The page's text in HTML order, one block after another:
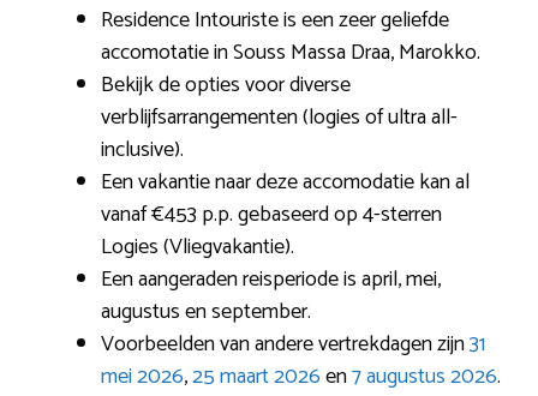
Residence Intouriste is een zeer geliefde
accomotatie in Souss Massa Draa, Marokko.
Bekijk de opties voor diverse
verblijfsarrangementen (logies of ultra all-
inclusive).
Een vakantie naar deze accomodatie kan al
vanaf €453 p.p. gebaseerd op 4-sterren
Logies (Vliegvakantie).
Een aangeraden reisperiode is april, mei,
augustus en september.
Voorbeelden van andere vertrekdagen zijn31
mei 2026,25 maart 2026en7 augustus 2026.